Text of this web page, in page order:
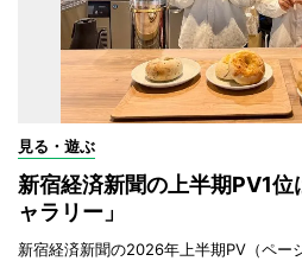
見る・遊ぶ
新宿経済新聞の上半期PV1
ャラリー」
新宿経済新聞の2026年上半期PV（ペー